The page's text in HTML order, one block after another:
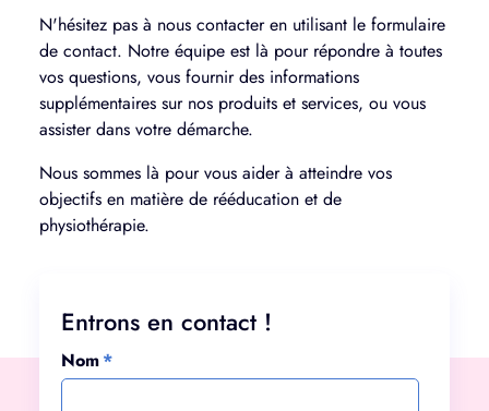
N'hésitez pas à nous contacter en utilisant le formulaire
de contact. Notre équipe est là pour répondre à toutes
vos questions, vous fournir des informations
supplémentaires sur nos produits et services, ou vous
assister dans votre démarche.
Nous sommes là pour vous aider à atteindre vos
objectifs en matière de rééducation et de
physiothérapie.
Entrons en contact !
Nom*